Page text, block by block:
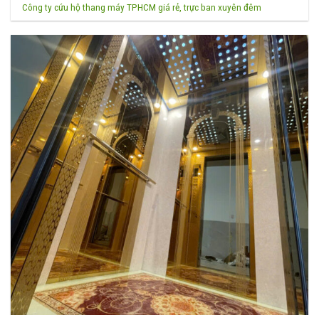
Công ty cứu hộ thang máy TPHCM giá rẻ, trực ban xuyên đêm